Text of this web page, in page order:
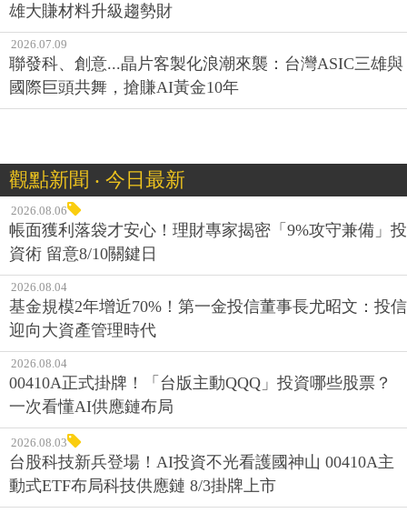
雄大賺材料升級趨勢財
2026.07.09
聯發科、創意...晶片客製化浪潮來襲：台灣ASIC三雄與
國際巨頭共舞，搶賺AI黃金10年
觀點新聞 ‧ 今日最新
2026.08.06
帳面獲利落袋才安心！理財專家揭密「9%攻守兼備」投
資術 留意8/10關鍵日
2026.08.04
基金規模2年增近70%！第一金投信董事長尤昭文：投信
迎向大資產管理時代
2026.08.04
00410A正式掛牌！「台版主動QQQ」投資哪些股票？
一次看懂AI供應鏈布局
2026.08.03
台股科技新兵登場！AI投資不光看護國神山 00410A主
動式ETF布局科技供應鏈 8/3掛牌上市